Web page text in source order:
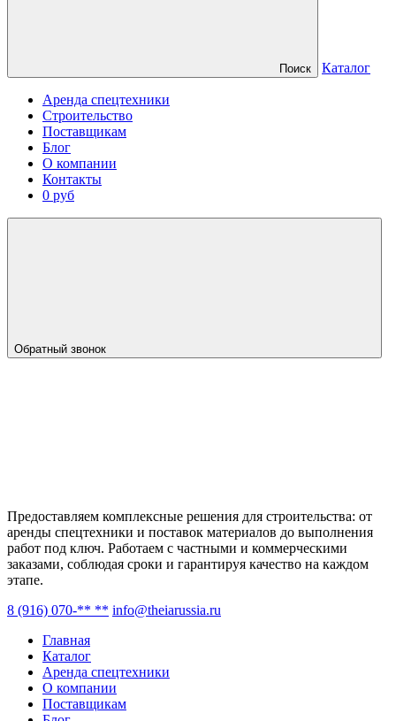
Поиск Каталог
Аренда спецтехники
Строительство
Поставщикам
Блог
О компании
Контакты
0 руб
Обратный звонок
Предоставляем комплексные решения для строительства: от
аренды спецтехники и поставок материалов до выполнения
работ под ключ. Работаем с частными и коммерческими
заказами, соблюдая сроки и гарантируя качество на каждом
этапе.
8 (916) 070-** ** info@theiarussia.ru
Главная
Каталог
Аренда спецтехники
О компании
Поставщикам